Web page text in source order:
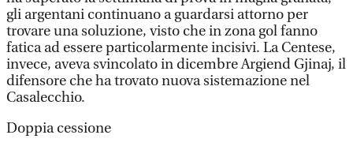
gli argentani continuano a guardarsi attorno per
trovare una soluzione, visto che in zona gol fanno
fatica ad essere particolarmente incisivi. La Centese,
invece, aveva svincolato in dicembre Argiend Gjinaj, il
difensore che ha trovato nuova sistemazione nel
Casalecchio.
Doppia cessione